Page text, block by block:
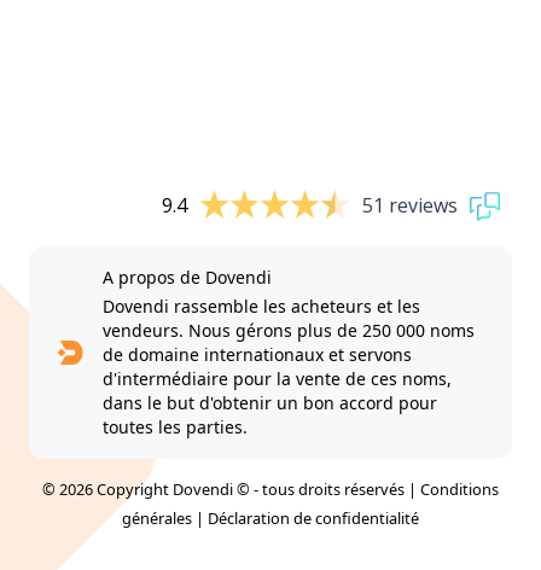
9.4 51 reviews
A propos de Dovendi
Dovendi rassemble les acheteurs et les
vendeurs. Nous gérons plus de 250 000 noms
de domaine internationaux et servons
d'intermédiaire pour la vente de ces noms,
dans le but d'obtenir un bon accord pour
toutes les parties.
© 2026 Copyright Dovendi © - tous droits réservés | Conditions
générales | Déclaration de confidentialité